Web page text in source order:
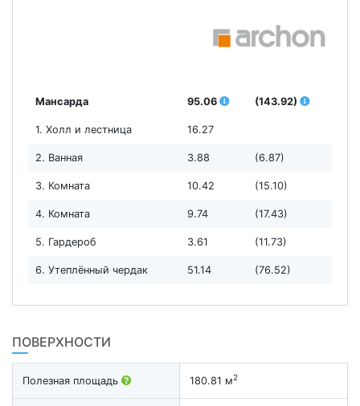
Мансарда 95.06 (143.92)
1. Холл и лестница 16.27
2. Ванная 3.88 (6.87)
3. Комната 10.42 (15.10)
4. Комната 9.74 (17.43)
5. Гардероб 3.61 (11.73)
6. Утеплённый чердак 51.14 (76.52)
ПОВЕРХНОСТИ
Полезная площадь 180.81 м2